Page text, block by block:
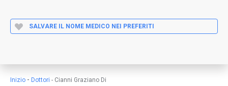
SALVARE IL NOME MEDICO NEI PREFERITI
Inizio - Dottori - Cianni Graziano Di